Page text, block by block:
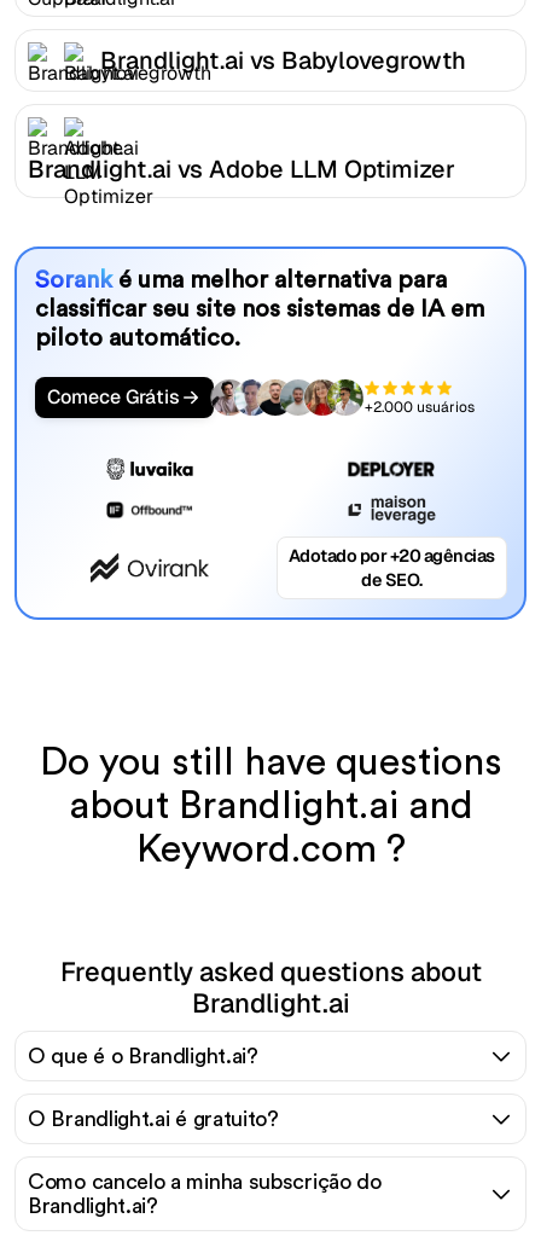
Brandlight.ai vs Babylovegrowth
Brandlight.ai vs Adobe LLM Optimizer
Sorank é uma melhor alternativa para
classificar seu site nos sistemas de IA em
piloto automático.
Comece Grátis +2.000 usuários
Adotado por +20 agências
de SEO.
Do you still have questions
about Brandlight.ai and
Keyword.com ?
Frequently asked questions about
Brandlight.ai
O que é o Brandlight.ai?
O Brandlight.ai é gratuito?
Como cancelo a minha subscrição do
Brandlight.ai?